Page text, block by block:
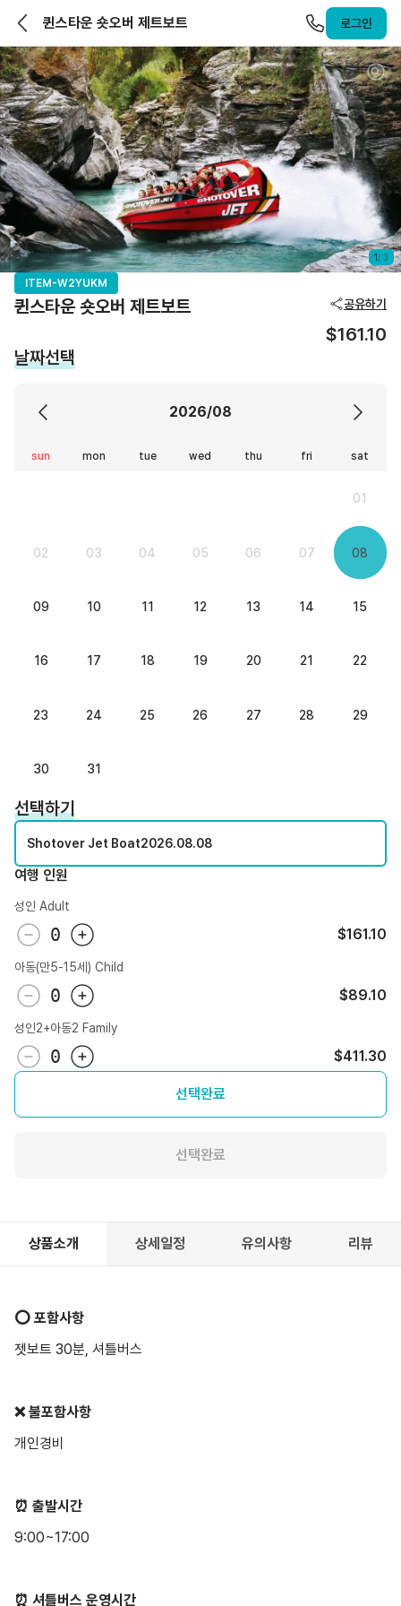
앨라호주 | ELLAHOJU
퀸스타운 숏오버 제트보트 로그인
1/ 3
ITEM-W2YUKM
퀸스타운 숏오버 제트보트 공유하기
$161.10
날짜선택
2026/08
sun mon tue wed thu fri sat
01
02 03 04 05 06 07 08
09 10 11 12 13 14 15
16 17 18 19 20 21 22
23 24 25 26 27 28 29
30 31
선택하기
Shotover Jet Boat2026.08.08
여행 인원
성인 Adult
0 $161.10
아동(만5-15세) Child
0 $89.10
성인2+아동2 Family
0 $411.30
선택완료
선택완료
상품소개 상세일정 유의사항 리뷰
⭕️ 포함사항
젯보트 30분, 셔틀버스
❌ 불포함사항
개인경비
⏰ 출발시간
9:00~17:00
⏰ 셔틀버스 운영시간